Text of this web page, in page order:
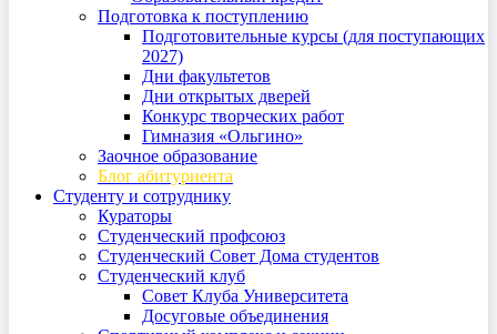
Подготовка к поступлению
Подготовительные курсы (для поступающих
2027)
Дни факультетов
Дни открытых дверей
Конкурс творческих работ
Гимназия «Ольгино»
Заочное образование
Блог абитуриента
Студенту и сотруднику
Кураторы
Студенческий профсоюз
Студенческий Совет Дома студентов
Студенческий клуб
Совет Клуба Университета
Досуговые объединения